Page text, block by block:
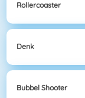
Rollercoaster
Denk
Bubbel Shooter